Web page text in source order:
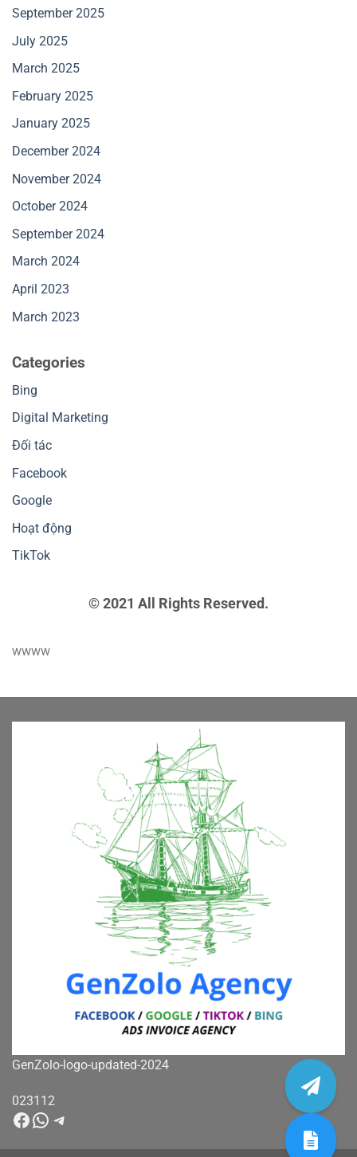
September 2025
July 2025
March 2025
February 2025
January 2025
December 2024
November 2024
October 2024
September 2024
March 2024
April 2023
March 2023
Categories
Bing
Digital Marketing
Đối tác
Facebook
Google
Hoạt động
TikTok
© 2021 All Rights Reserved.
wwww
GenZolo-logo-updated-2024
023112